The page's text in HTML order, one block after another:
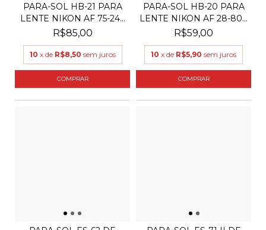
PARA-SOL HB-21 PARA
LENTE NIKON AF 75-24...
R$85,00
10 x de R$8,50 sem juros
PARA-SOL HB-20 PARA
LENTE NIKON AF 28-80...
R$59,00
10 x de R$5,90 sem juros